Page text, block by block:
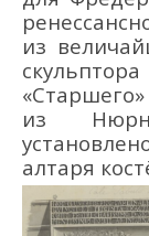
из
из
алтаря